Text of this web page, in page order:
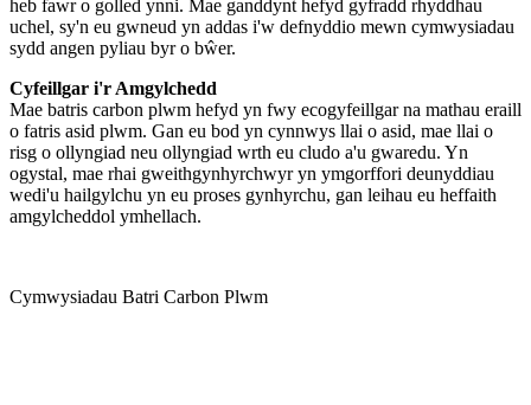
heb fawr o golled ynni. Mae ganddynt hefyd gyfradd rhyddhau
uchel, sy'n eu gwneud yn addas i'w defnyddio mewn cymwysiadau
sydd angen pyliau byr o bŵer.
Cyfeillgar i'r Amgylchedd
Mae batris carbon plwm hefyd yn fwy ecogyfeillgar na mathau eraill
o fatris asid plwm. Gan eu bod yn cynnwys llai o asid, mae llai o
risg o ollyngiad neu ollyngiad wrth eu cludo a'u gwaredu. Yn
ogystal, mae rhai gweithgynhyrchwyr yn ymgorffori deunyddiau
wedi'u hailgylchu yn eu proses gynhyrchu, gan leihau eu heffaith
amgylcheddol ymhellach.
Cymwysiadau Batri Carbon Plwm